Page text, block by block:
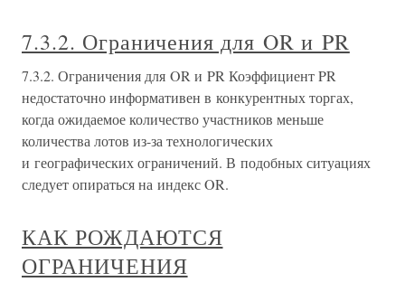
7.3.2. Ограничения для OR и PR
7.3.2. Ограничения для OR и PR Коэффициент PR
недостаточно информативен в конкурентных торгах,
когда ожидаемое количество участников меньше
количества лотов из-за технологических
и географических ограничений. В подобных ситуациях
следует опираться на индекс OR.
КАК РОЖДАЮТСЯ
ОГРАНИЧЕНИЯ